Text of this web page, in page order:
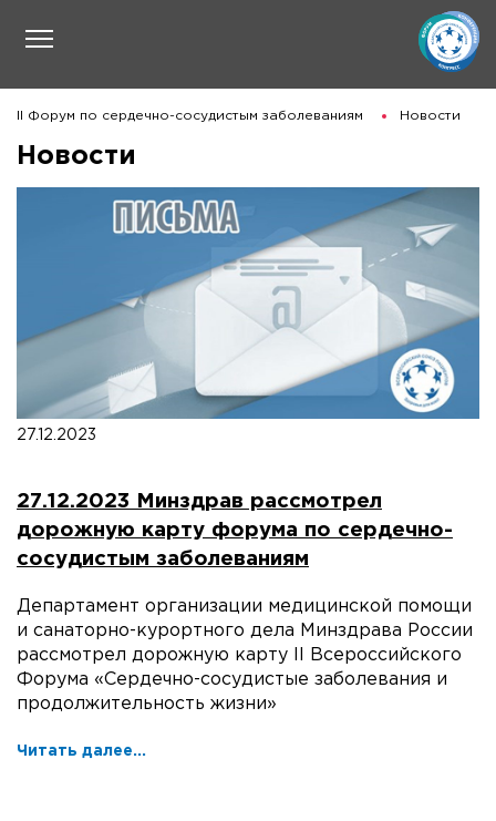
II Форум по сердечно-сосудистым заболеваниям Новости
Новости
27.12.2023
27.12.2023 Минздрав рассмотрел
дорожную карту форума по сердечно-
сосудистым заболеваниям
Департамент организации медицинской помощи
и санаторно-курортного дела Минздрава России
рассмотрел дорожную карту II Всероссийского
Форума «Сердечно-сосудистые заболевания и
продолжительность жизни»
Читать далее...